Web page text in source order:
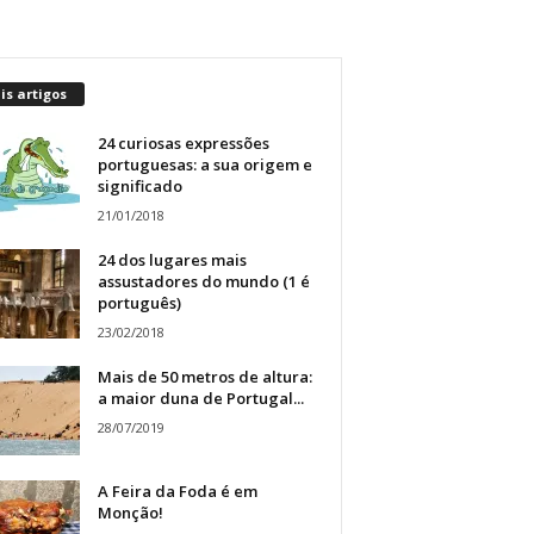
artigos
24 curiosas expressões
portuguesas: a sua origem e
significado
21/01/2018
24 dos lugares mais
assustadores do mundo (1 é
português)
23/02/2018
Mais de 50 metros de altura:
a maior duna de Portugal...
28/07/2019
A Feira da Foda é em
Monção!